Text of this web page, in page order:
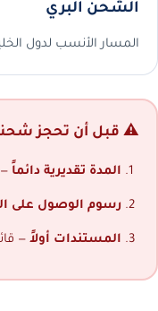
الشحن البري
المسار الأنسب لدول
⚠️ قبل أن تحجز
المدة تقديرية دائماً
رسوم الوصول على
المستندات أولاً —